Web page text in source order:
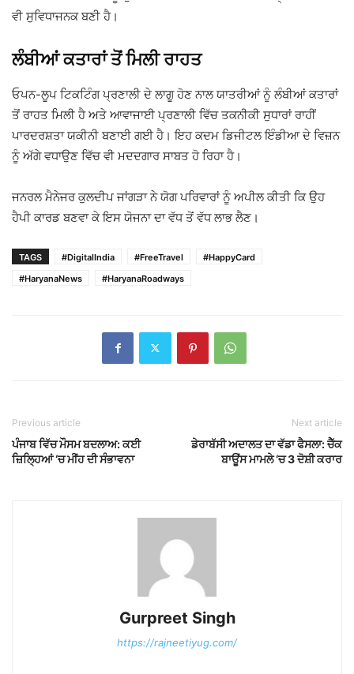
ਵੀ ਸੁਵਿਧਾਜਨਕ ਬਣੀ ਹੈ।
ਲੰਬੀਆਂ ਕਤਾਰਾਂ ਤੋਂ ਮਿਲੀ ਰਾਹਤ
ਓਪਨ-ਲੂਪ ਟਿਕਟਿੰਗ ਪ੍ਰਣਾਲੀ ਦੇ ਲਾਗੂ ਹੋਣ ਨਾਲ ਯਾਤਰੀਆਂ ਨੂੰ ਲੰਬੀਆਂ ਕਤਾਰਾਂ
ਤੋਂ ਰਾਹਤ ਮਿਲੀ ਹੈ ਅਤੇ ਆਵਾਜਾਈ ਪ੍ਰਣਾਲੀ ਵਿੱਚ ਤਕਨੀਕੀ ਸੁਧਾਰਾਂ ਰਾਹੀਂ
ਪਾਰਦਰਸ਼ਤਾ ਯਕੀਨੀ ਬਣਾਈ ਗਈ ਹੈ। ਇਹ ਕਦਮ ਡਿਜੀਟਲ ਇੰਡੀਆ ਦੇ ਵਿਜ਼ਨ
ਨੂੰ ਅੱਗੇ ਵਧਾਉਣ ਵਿੱਚ ਵੀ ਮਦਦਗਾਰ ਸਾਬਤ ਹੋ ਰਿਹਾ ਹੈ।
ਜਨਰਲ ਮੈਨੇਜਰ ਕੁਲਦੀਪ ਜਾਂਗੜਾ ਨੇ ਯੋਗ ਪਰਿਵਾਰਾਂ ਨੂੰ ਅਪੀਲ ਕੀਤੀ ਕਿ ਉਹ
ਹੈਪੀ ਕਾਰਡ ਬਣਵਾ ਕੇ ਇਸ ਯੋਜਨਾ ਦਾ ਵੱਧ ਤੋਂ ਵੱਧ ਲਾਭ ਲੈਣ।
TAGS #DigitalIndia #FreeTravel
#HappyCard
#HaryanaNews
#HaryanaRoadways
Previous article
ਪੰਜਾਬ ਵਿੱਚ ਮੌਸਮ ਬਦਲਾਅ: ਕਈ
ਜ਼ਿਲ੍ਹਿਆਂ ‘ਚ ਮੀਂਹ ਦੀ ਸੰਭਾਵਨਾ
Next article
ਡੇਰਾਬੱਸੀ ਅਦਾਲਤ ਦਾ ਵੱਡਾ ਫੈਸਲਾ: ਚੈੱਕ
ਬਾਊਂਸ ਮਾਮਲੇ ‘ਚ 3 ਦੋਸ਼ੀ ਕਰਾਰ
Gurpreet Singh
https://rajneetiyug.com/